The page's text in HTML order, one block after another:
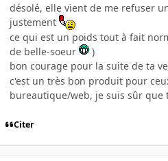
désolé, elle vient de me refuser
justement
ce qui est un poids tout à fait
de belle-soeur
)
bon courage pour la suite de ta
c'est un très bon produit pour
bureautique/web, je suis sûr
Citer